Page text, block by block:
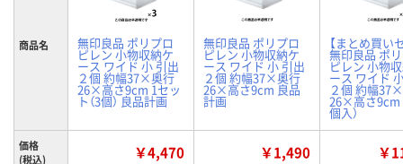
商品名 無印良品 ポリプロ
ピレン 小物収納ケ
ース ワイド 小 引出
２個 約幅37×奥行
26×高さ9cm 1セッ
ト（3個） 良品計画
無印良品 ポリプロ
ピレン 小物収納ケ
ース ワイド 小 引出
２個 約幅37×奥行
26×高さ9cm 良品
計画
【まとめ買い
無印良品 ポ
ピレン 小物
ース ワイド
２個 約幅
26×高さ9cm
個入）
価格
(税込)
￥4,470 ￥1,490 ￥